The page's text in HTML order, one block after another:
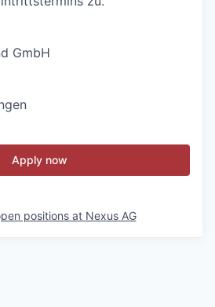
GmbH
Apply now
positions at Nexus AG